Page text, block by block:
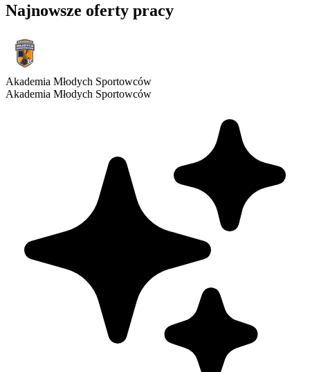
Najnowsze oferty pracy
Akademia Młodych Sportowców
Akademia Młodych Sportowców